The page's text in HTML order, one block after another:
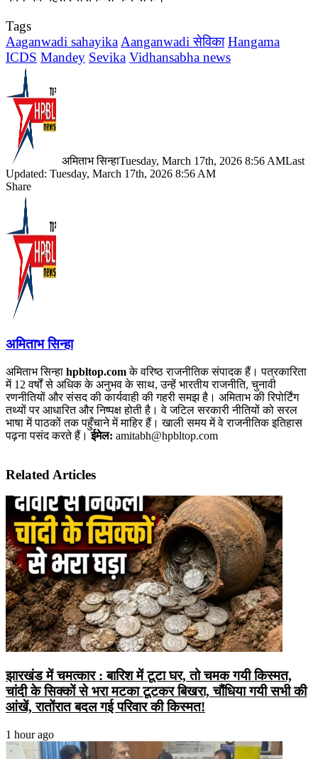
Tags
Aaganwadi sahayika Aanganwadi सेविका Hangama
ICDS Mandey Sevika Vidhansabha news
अमिताभ सिन्हाTuesday, March 17th, 2026 8:56 AMLast
Updated: Tuesday, March 17th, 2026 8:56 AM
Share
Facebook
LinkedIn
Pinterest
WhatsApp
Telegram
अमिताभ सिन्हा
अमिताभ सिन्हा hpbltop.comके वरिष्ठ राजनीतिक संपादक हैं। पत्रकारिता
में 12 वर्षों से अधिक के अनुभव के साथ, उन्हें भारतीय राजनीति, चुनावी
रणनीतियों और संसद की कार्यवाही की गहरी समझ है। अमिताभ की रिपोर्टिंग
तथ्यों पर आधारित और निष्पक्ष होती है। वे जटिल सरकारी नीतियों को सरल
भाषा में पाठकों तक पहुँचाने में माहिर हैं। खाली समय में वे राजनीतिक इतिहास
पढ़ना पसंद करते हैं।ईमेल: amitabh@hpbltop.com
Related Articles
झारखंड में चमत्कार : बारिश में टूटा घर, तो चमक गयी किस्मत,
चांदी के सिक्कों से भरा मटका टूटकर बिखरा, चौंधिया गयी सभी की
आंखें, रातोंरात बदल गई परिवार की किस्मत!
1 hour ago